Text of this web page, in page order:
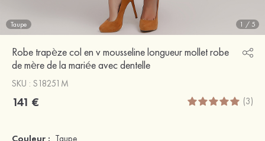
Taupe 1 / 5
Robe trapèze col en v mousseline longueur mollet robe
de mère de la mariée avec dentelle
SKU : S18251M
141 € (3)
Couleur : Taupe